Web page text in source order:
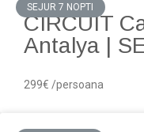
SEJUR 7 NOPTI
CIRCUIT
Antalya |
299€ /persoana